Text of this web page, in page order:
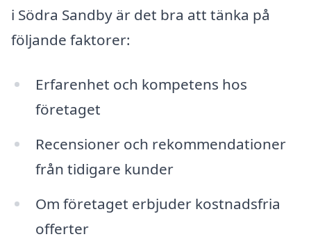
i Södra Sandby är det bra att tänka på
följande faktorer:
Erfarenhet och kompetens hos
företaget
Recensioner och rekommendationer
från tidigare kunder
Om företaget erbjuder kostnadsfria
offerter